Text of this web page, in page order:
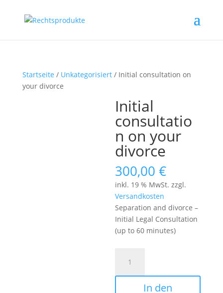
Startseite / Unkategorisiert/ Initial consultation on
your divorce
Initial
consultatio
n on your
divorce
300,00€
inkl. 19 % MwSt. zzgl.
Versandkosten
Separation and divorce –
Initial Legal Consultation
(up to 60 minutes)
consultation
on
In den